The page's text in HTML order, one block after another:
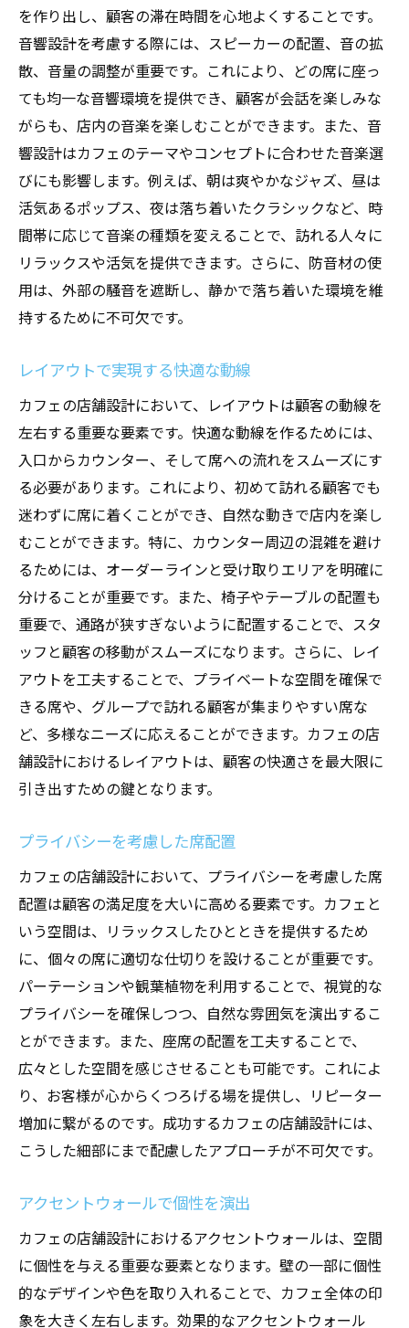
ディスプレイで表現するテーマ性
音楽と香りで演出する居心地の良さ
サインやグラフィックでブランドを表現
アート作品で空間に変化を
回遊性を高める動線設計
カフェ店舗設計のプロが教える雰囲気の作り方
テーマに合った照明選びのテクニック
ナチュラルカラーで演出する落ち着き
動きを考慮した空間ゾーニング
季節ごとのデコレーションアイデア
音楽がもたらす空間の一体感
理想のカフェ空間を創る店舗設計のノウハウ
顧客満足度を高める設計ポイント
柔軟性を持たせた空間デザイン
持続可能なデザインの実践例
個性を引き出すカフェ設計のトレンド
設計プロセスで押さえるべきステップ
成功事例から学ぶデザインのヒント
を作り出し、顧客の滞在時間を心地よくすることです。
音響設計を考慮する際には、スピーカーの配置、音の拡
散、音量の調整が重要です。これにより、どの席に座っ
ても均一な音響環境を提供でき、顧客が会話を楽しみな
がらも、店内の音楽を楽しむことができます。また、音
響設計はカフェのテーマやコンセプトに合わせた音楽選
びにも影響します。例えば、朝は爽やかなジャズ、昼は
活気あるポップス、夜は落ち着いたクラシックなど、時
間帯に応じて音楽の種類を変えることで、訪れる人々に
リラックスや活気を提供できます。さらに、防音材の使
用は、外部の騒音を遮断し、静かで落ち着いた環境を維
持するために不可欠です。
レイアウトで実現する快適な動線
カフェの店舗設計において、レイアウトは顧客の動線を
左右する重要な要素です。快適な動線を作るためには、
入口からカウンター、そして席への流れをスムーズにす
る必要があります。これにより、初めて訪れる顧客でも
迷わずに席に着くことができ、自然な動きで店内を楽し
むことができます。特に、カウンター周辺の混雑を避け
るためには、オーダーラインと受け取りエリアを明確に
分けることが重要です。また、椅子やテーブルの配置も
重要で、通路が狭すぎないように配置することで、スタ
ッフと顧客の移動がスムーズになります。さらに、レイ
アウトを工夫することで、プライベートな空間を確保で
きる席や、グループで訪れる顧客が集まりやすい席な
ど、多様なニーズに応えることができます。カフェの店
舗設計におけるレイアウトは、顧客の快適さを最大限に
引き出すための鍵となります。
プライバシーを考慮した席配置
カフェの店舗設計において、プライバシーを考慮した席
配置は顧客の満足度を大いに高める要素です。カフェと
いう空間は、リラックスしたひとときを提供するため
に、個々の席に適切な仕切りを設けることが重要です。
パーテーションや観葉植物を利用することで、視覚的な
プライバシーを確保しつつ、自然な雰囲気を演出するこ
とができます。また、座席の配置を工夫することで、
広々とした空間を感じさせることも可能です。これによ
り、お客様が心からくつろげる場を提供し、リピーター
増加に繋がるのです。成功するカフェの店舗設計には、
こうした細部にまで配慮したアプローチが不可欠です。
アクセントウォールで個性を演出
カフェの店舗設計におけるアクセントウォールは、空間
に個性を与える重要な要素となります。壁の一部に個性
的なデザインや色を取り入れることで、カフェ全体の印
象を大きく左右します。効果的なアクセントウォール